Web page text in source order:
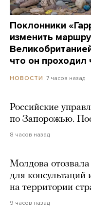
Поклонники
изменить
что он
НОВОСТИ 7 часов назад
Российские
по Запорожью.
8 часов назад
Молдова отозвала
для консультаций
на территории
9 часов назад